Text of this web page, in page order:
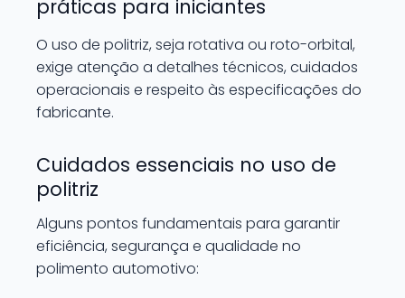
práticas para iniciantes
O uso de politriz, seja rotativa ou roto-orbital,
exige atenção a detalhes técnicos, cuidados
operacionais e respeito às especificações do
fabricante.
Cuidados essenciais no uso de
politriz
Alguns pontos fundamentais para garantir
eficiência, segurança e qualidade no
polimento automotivo: